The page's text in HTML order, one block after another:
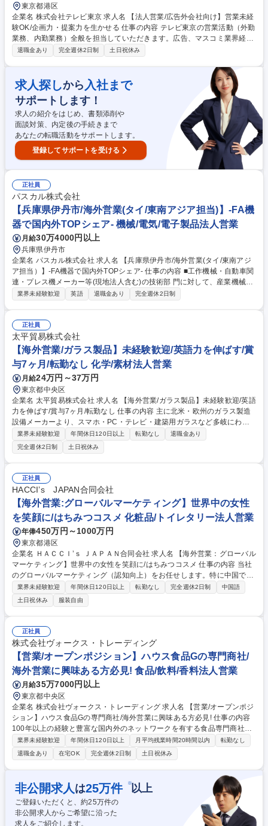
東京都港区
企業名 株式会社テレビ東京 求人名 【法人営業/広告外会社向け】営業未経
験OK/企画力・提案力を生かせる 仕事の内容 テレビ東京の営業活動（外勤
業務、内勤業務）全般を担当していただきます。広告、マスコミ業界経験
があれば、営業の経験は不問です。 ■広告主、広告会社への提案を行う外
ータ分析、資料作成などマーケティング業務 ■他営業業務全般※転勤の可
能性はありますが、基本は東京本社での勤務になります。【魅力】■広告
主とのコミュニケーションを担うやりがいのある仕事ができる■テレビ局
のコンテンツに触れることが出来る■経験のない分野でも、ＯＪＴ形式で
しっかりフォローいたします。 募集職種 【法人営業/広告外会社向け】営
業未経験OK/企画力・提案力を生かせる
退職金あり 完全週休2日制 土日祝休み
求人探しから 入社まで
サポートします！
求人の紹介をはじめ、書類添削や
面談対策、内定後の手続きまで
あなたの転職活動をサポートします。
登録してサポートを受ける
正社員
パスカル株式会社
【兵庫県伊丹市/海外営業(タイ/東南アジア担当)】-FA機
器で国内外TOPシェア‐ 機械/電気/電子製品法人営業
月給30万4000円以上
兵庫県伊丹市
企業名 パスカル株式会社 求人名 【兵庫県伊丹市/海外営業(タイ/東南アジ
ア担当）】-FA機器で国内外TOPシェア‐ 仕事の内容 ■工作機械・自動車関
連・プレス機メーカー等(現地法人含む)の技術部 門に対して、産業機械付
帯機器の提案営業をお任せします。 ※将来的に海外駐在の可能性有 ■国内
東南アジアをメインとし、状況に応じて他エリア（台湾や南米等）のフォ
ローを行っていただきます。 ■出張頻度としては約3ヶ月に1回程、1週間
程度を目安に現地で情報収集いただくイメージです。 募集職種 【兵庫県
伊丹市/海外営業(タイ/東南アジア担当）】-FA機器で国内外TOPシェア‐
業界未経験歓迎 英語 退職金あり 完全週休2日制
正社員
太平貿易株式会社
【海外営業/ガラス製品】未経験歓迎/英語力を伸ばす/賞
与7ヶ月/転勤なし 化学/素材法人営業
月給24万円～37万円
東京都中央区
企業名 太平貿易株式会社 求人名 【海外営業/ガラス製品】未経験歓迎/英語
力を伸ばす/賞与7ヶ月/転勤なし 仕事の内容 主に北米・欧州のガラス製造
設備メーカーより、スマホ・PC・テレビ・建築用ガラスなど多岐にわた
るガラス製造設備を輸入し、国内企業に販売する営業業務です。 ■既存顧
客へのルート・提案営業 ■海外サプライヤーからの仕入れ・新規開拓 ■技
術者との価格調整 ■フィールドエンジニアリング業務 ■仕様打ち合わせ・
納入調整 ■海外メーカー担当者の日本出張時には通訳として同行し、顧客
との商談をサポート。メールでの情報交換から契約締結まで、英語と日本
語を駆使した国際的な営業経験を積めます。 募集職種 【海外営業/ガラス
製品】未経験歓迎/英語力を伸ばす/賞与7ヶ月/転勤なし
業界未経験歓迎 年間休日120日以上 転勤なし
退職金あり
完全週休2日制
土日祝休み
正社員
HACCI’s JAPAN合同会社
【海外営業:グローバルマーケティング】世界中の女性
を笑顔に/はちみつコスメ 化粧品/トイレタリー法人営業
年俸450万円～1000万円
東京都港区
企業名 ＨＡＣＣＩ’ｓ ＪＡＰＡＮ合同会社 求人名 【海外営業：グローバル
マーケティング】世界中の女性を笑顔に/はちみつコスメ 仕事の内容 当社
のグローバルマーケティング（認知向上）をお任せします。特に中国での
マーケットシェア拡大に向け、HACCIのスキンケア商品を世界に広げる一
翼を担って頂きます。 ◇販売計画(売上動向やKPI的な販売計画以外にも、
行事・イベントに合わせたギフトセットの企画も業務としてございます)
◇販売代理店へのフォロー、ブランドレクチャー ◇制作物や在庫確保依頼
◇社内物流との連携による輸送手配 ◇海外の実店舗、またはECの運営サ
ポート業務 ◇進出予定地域のマーケットリサーチ業務 ◇海外の進出予定
地域における販売許認可申請業務 ◇現地販売店スタッフへのレクチャー
募集職種 【海外営業：グローバルマーケティング】世界中の女性を笑顔
に/はちみつコスメ
業界未経験歓迎 年間休日120日以上 転勤なし 完全週休2日制
中国語
土日祝休み
服装自由
正社員
株式会社ヴォークス・トレーディング
【営業/オープンポジション】ハウス食品Gの専門商社/
海外営業に興味ある方必見! 食品/飲料/香料法人営業
月給35万7000円以上
東京都中央区
企業名 株式会社ヴォークス・トレーディング 求人名 【営業/オープンポジ
ション】ハウス食品Gの専門商社/海外営業に興味ある方必見! 仕事の内容
100年以上の経験と豊富な国内外のネットワークを有する食品専門商社で
ある当社にて、営業社員を募集します。応募後、求職者様のご経験や適性
に合わせた営業のポジションを打診いたします。 【業務例】仕入れ(国
内・輸入)から販売(国内・輸出)に関する提案・開発営業から生産→加工→
輸入→販売までを一貫してお任せします。クライアントの要望をくみと
り、商品開発の提案なども行っていただき品質管理の向上のため工場や品
質保証部と連携していただきます。【商材例】■お米や小麦 ■フルーツか
ら冷凍野菜 ■わさび、にんにく、生姜などの香辛料の原材料 ■香辛料・ハ
ーブ・精油 ■生鮮野菜等、事業部による 募集職種 【営業/オープンポジシ
業界未経験歓迎 年間休日120日以上 月平均残業時間20時間以内
転勤なし
退職金あり
在宅OK 完全週休2日制 土日祝休み
非公開求人 は25万件 ※以上
ご登録いただくと、約25万件の
非公開求人からご希望に沿った
求人をご紹介します。